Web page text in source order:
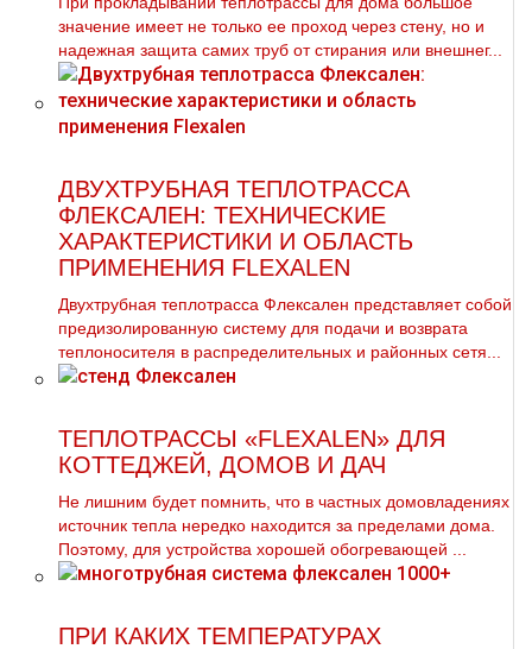
значение имеет не только ее проход через стену, но и
надежная защита самих труб от стирания или внешнег...
ДВУХТРУБНАЯ ТЕПЛОТРАССА
ФЛЕКСАЛЕН: ТЕХНИЧЕСКИЕ
ХАРАКТЕРИСТИКИ И ОБЛАСТЬ
ПРИМЕНЕНИЯ FLEXALEN
Двухтрубная теплотрасса Флексален представляет собой
предизолированную систему для подачи и возврата
теплоносителя в распределительных и районных сетя...
ТЕПЛОТРАССЫ «FLEXALEN» ДЛЯ
КОТТЕДЖЕЙ, ДОМОВ И ДАЧ
Не лишним будет помнить, что в частных домовладениях
источник тепла нередко находится за пределами дома.
Поэтому, для устройства хорошей обогревающей ...
ПРИ КАКИХ ТЕМПЕРАТУРАХ